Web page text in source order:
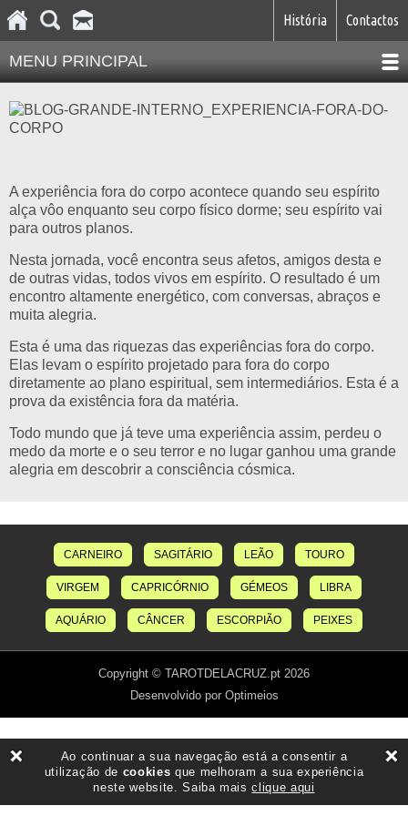
História Contactos
MENU PRINCIPAL
A experiência fora do corpo acontece quando seu espírito
alça vôo enquanto seu corpo físico dorme; seu espírito vai
para outros planos.
Nesta jornada, você encontra seus afetos, amigos desta e
de outras vidas, todos vivos em espírito. O resultado é um
encontro altamente energético, com conversas, abraços e
muita alegria.
Esta é uma das riquezas das experiências fora do corpo.
Elas levam o espírito projetado para fora do corpo
diretamente ao plano espiritual, sem intermediários. Esta é a
prova da existência fora da matéria.
Todo mundo que já teve uma experiência assim, perdeu o
medo da morte e o seu terror e no lugar ganhou uma grande
alegria em descobrir a consciência cósmica.
CARNEIRO SAGITÁRIO LEÃO TOURO
VIRGEM CAPRICÓRNIO GÉMEOS LIBRA
AQUÁRIO CÂNCER ESCORPIÃO PEIXES
Copyright © TAROTDELACRUZ.pt 2026
Desenvolvido por Optimeios